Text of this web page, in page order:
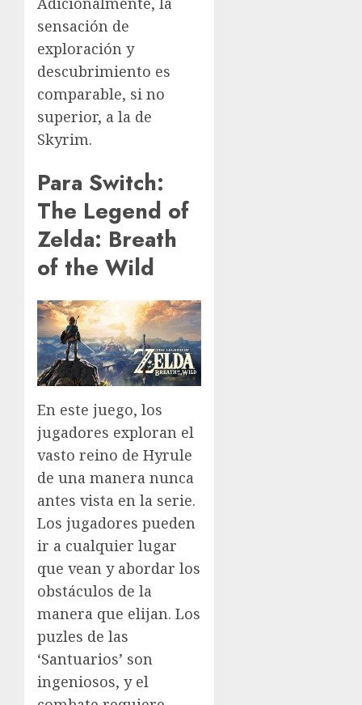
sensación de
exploración y
descubrimiento es
comparable, si no
superior, a la de
Skyrim.
Para Switch:
The Legend of
Zelda: Breath
of the Wild
En este juego, los
jugadores exploran el
vasto reino de Hyrule
de una manera nunca
antes vista en la serie.
Los jugadores pueden
ir a cualquier lugar
que vean y abordar los
obstáculos de la
manera que elijan. Los
puzles de las
‘Santuarios’ son
ingeniosos, y el